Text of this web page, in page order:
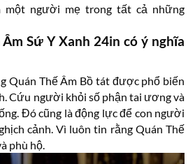
một người mẹ trong tất cả những
Sứ Y Xanh 24in có ý nghĩa
Quán Thế Âm Bồ tát được phổ biến
Cứu người khỏi số phận tai ương và
Đó cũng là động lực để con người
cảnh. Vì luôn tin rằng Quán Thế
phù hộ.